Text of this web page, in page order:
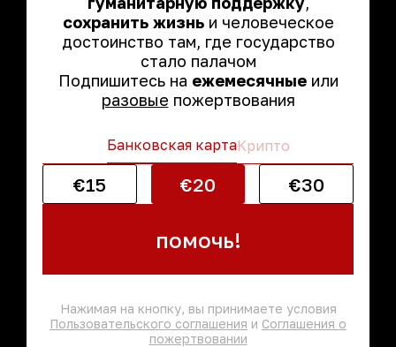
сохранить жизньи человеческое
достоинство там, где государство
стало палачом
Подпишитесь на ежемесячныеили
разовые пожертвования
Банковская картаКрипто
€15 €20 €30
помочь!
Нажимая на кнопку, вы принимаете условия
Пользовательского соглашения и Соглашения о
пожертвовании